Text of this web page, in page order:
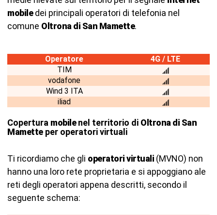
mobiledei principali operatori di telefonia nel
comune Oltrona di San Mamette.
Operatore
4G / LTE
TIM
vodafone
Wind 3 ITA
iliad
Copertura mobilenel territorio di Oltrona di San
Mametteper operatori virtuali
Ti ricordiamo che gli operatori virtuali (MVNO) non
hanno una loro rete proprietaria e si appoggiano ale
reti degli operatori appena descritti, secondo il
seguente schema: